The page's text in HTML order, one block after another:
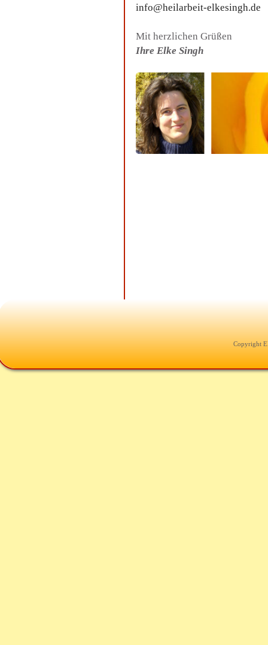
info@heilarbeit-elkesingh.de
Mit herzlichen Grüßen
Ihre Elke Singh
Copyright